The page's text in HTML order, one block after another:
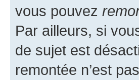
vous pouvez
Par ailleurs, si
de sujet est
remontée n’est